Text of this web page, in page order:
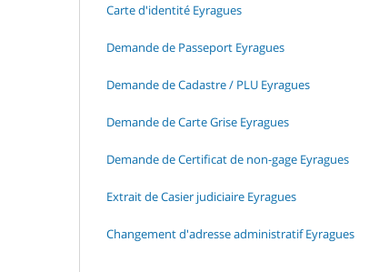
Carte d'identité Eyragues
Demande de Passeport Eyragues
Demande de Cadastre / PLU Eyragues
Demande de Carte Grise Eyragues
Demande de Certificat de non-gage Eyragues
Extrait de Casier judiciaire Eyragues
Changement d'adresse administratif Eyragues